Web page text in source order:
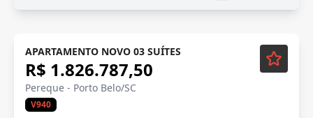
APARTAMENTO NOVO 03 SUÍTES
R$ 1.826.787,50
Pereque - Porto Belo/SC
V940